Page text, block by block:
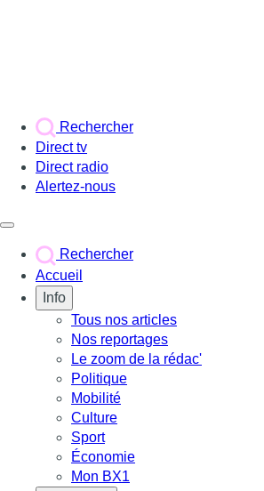
Rechercher
Direct tv
Direct radio
Alertez-nous
Rechercher
Accueil
Info
Tous nos articles
Nos reportages
Le zoom de la rédac'
Politique
Mobilité
Culture
Sport
Économie
Mon BX1